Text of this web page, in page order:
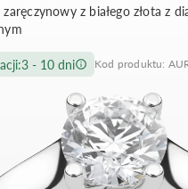
Salony Auroria
Arkadia
Korzyści z zakupu
z białego złota z
3 - 10 dni Kod produktu: